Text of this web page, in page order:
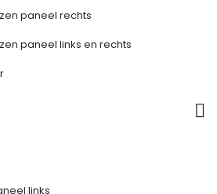
paneel rechts
paneel links en rechts
links